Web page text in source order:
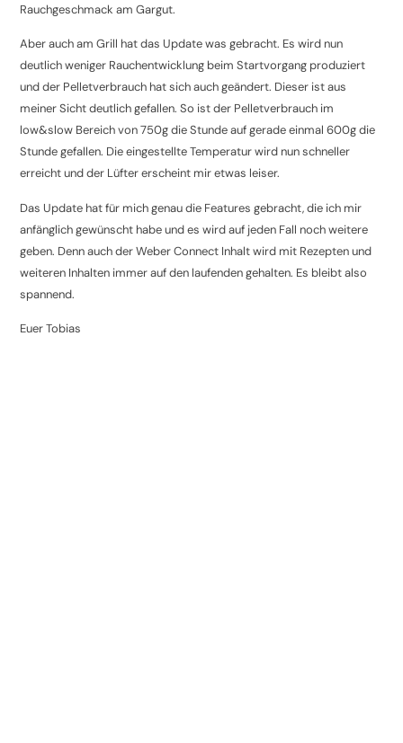
Rauchgeschmack am Gargut.
Aber auch am Grill hat das Update was gebracht. Es wird nun
deutlich weniger Rauchentwicklung beim Startvorgang produziert
und der Pelletverbrauch hat sich auch geändert. Dieser ist aus
meiner Sicht deutlich gefallen. So ist der Pelletverbrauch im
low&slow Bereich von 750g die Stunde auf gerade einmal 600g die
Stunde gefallen. Die eingestellte Temperatur wird nun schneller
erreicht und der Lüfter erscheint mir etwas leiser.
Das Update hat für mich genau die Features gebracht, die ich mir
anfänglich gewünscht habe und es wird auf jeden Fall noch weitere
geben. Denn auch der Weber Connect Inhalt wird mit Rezepten und
weiteren Inhalten immer auf den laufenden gehalten. Es bleibt also
spannend.
Euer Tobias